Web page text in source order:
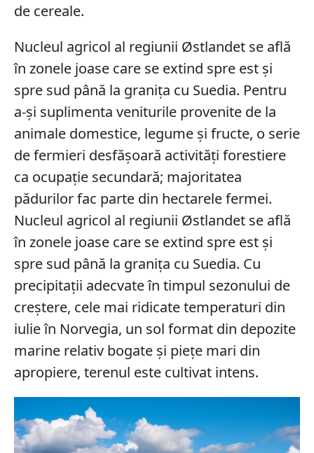
de cereale.
Nucleul agricol al regiunii Østlandet se află
în zonele joase care se extind spre est și
spre sud până la granița cu Suedia. Pentru
a-și suplimenta veniturile provenite de la
animale domestice, legume și fructe, o serie
de fermieri desfășoară activități forestiere
ca ocupație secundară; majoritatea
pădurilor fac parte din hectarele fermei.
Nucleul agricol al regiunii Østlandet se află
în zonele joase care se extind spre est și
spre sud până la granița cu Suedia. Cu
precipitații adecvate în timpul sezonului de
creștere, cele mai ridicate temperaturi din
iulie în Norvegia, un sol format din depozite
marine relativ bogate și piețe mari din
apropiere, terenul este cultivat intens.